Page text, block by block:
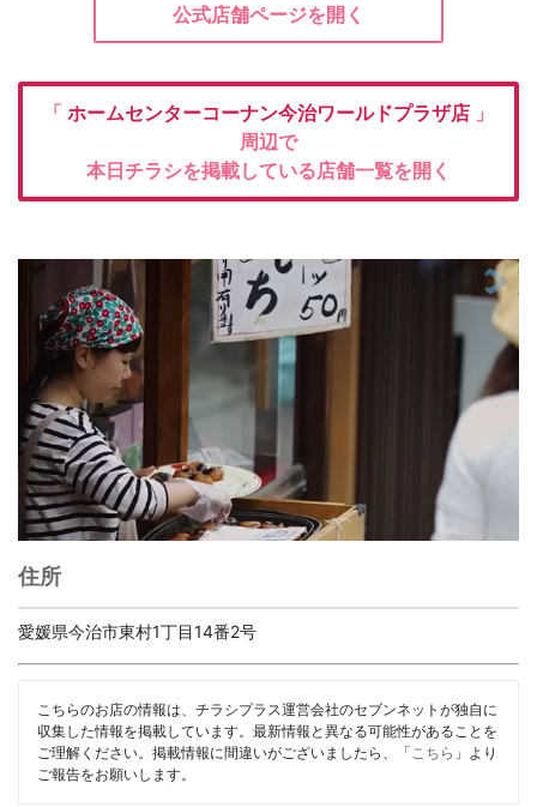
公式店舗ページを開く
「 ホームセンターコーナン今治ワールドプラザ店 」
周辺で
本日チラシを掲載している店舗一覧を開く
住所
愛媛県今治市東村1丁目14番2号
こちらのお店の情報は、チラシプラス運営会社のセブンネットが独自に
収集した情報を掲載しています。最新情報と異なる可能性があることを
ご理解ください。掲載情報に間違いがございましたら、「 こちら 」より
ご報告をお願いします。